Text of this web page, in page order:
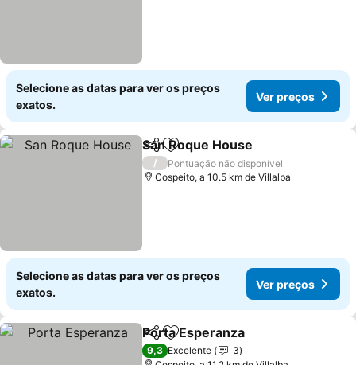
Selecione as datas para ver os preços
exatos.
Ver preços
PartilharAdicionar aos favoritos
San Roque House
/
Pontuação não disponível
Cospeito, a 10.5 km de Villalba
Selecione as datas para ver os preços
exatos.
Ver preços
PartilharAdicionar aos favoritos
Porta Esperanza
9,3 Excelente
3